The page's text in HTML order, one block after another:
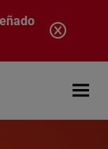
Open